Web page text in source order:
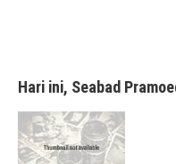
Hari ini, Seabad